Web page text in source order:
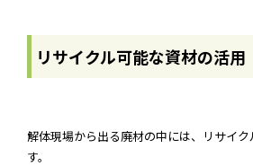
リサイクル可能な資材の活用
解体現場から出る廃材の中には、リサイ
す。